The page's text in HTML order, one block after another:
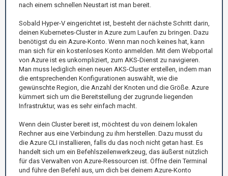
nach einem schnellen Neustart ist man bereit.
Sobald Hyper-V eingerichtet ist, besteht der nächste Schritt darin,
deinen Kubernetes-Cluster in Azure zum Laufen zu bringen. Dazu
benötigst du ein Azure-Konto. Wenn man noch keines hat, kann
man sich für ein kostenloses Konto anmelden. Mit dem Webportal
von Azure ist es unkompliziert, zum AKS-Dienst zu navigieren.
Man muss lediglich einen neuen AKS-Cluster erstellen, indem man
die entsprechenden Konfigurationen auswählt, wie die
gewünschte Region, die Anzahl der Knoten und die Größe. Azure
kümmert sich um die Bereitstellung der zugrunde liegenden
Infrastruktur, was es sehr einfach macht.
Wenn dein Cluster bereit ist, möchtest du von deinem lokalen
Rechner aus eine Verbindung zu ihm herstellen. Dazu musst du
die Azure CLI installieren, falls du das noch nicht getan hast. Es
handelt sich um ein Befehlszeilenwerkzeug, das äußerst nützlich
für das Verwalten von Azure-Ressourcen ist. Öffne dein Terminal
und führe den Befehl aus, um dich bei deinem Azure-Konto